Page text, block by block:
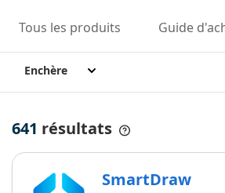
Tous les produits Guide
Enchère
641 résultats
SmartDraw